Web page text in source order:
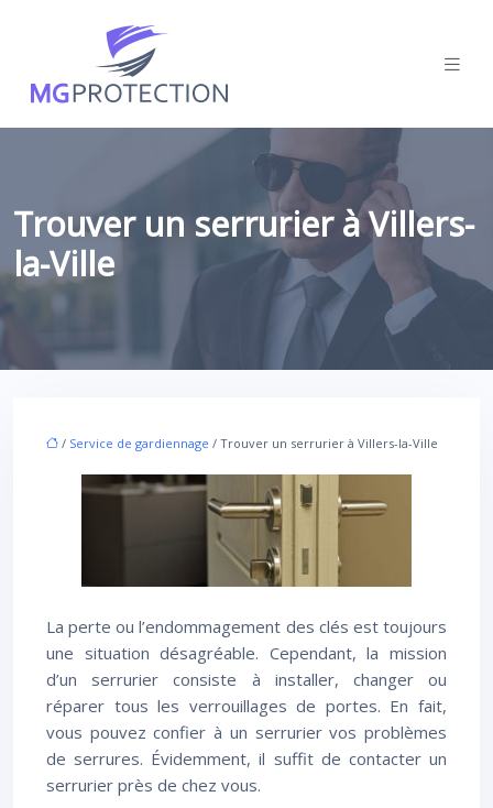
Trouver un serrurier à Villers-
la-Ville
/ Service de gardiennage / Trouver un serrurier à Villers-la-Ville
La perte ou l’endommagement des clés est toujours
une situation désagréable. Cependant, la mission
d’un serrurier consiste à installer, changer ou
réparer tous les verrouillages de portes. En fait,
vous pouvez confier à un serrurier vos problèmes
de serrures. Évidemment, il suffit de contacter un
serrurier près de chez vous.